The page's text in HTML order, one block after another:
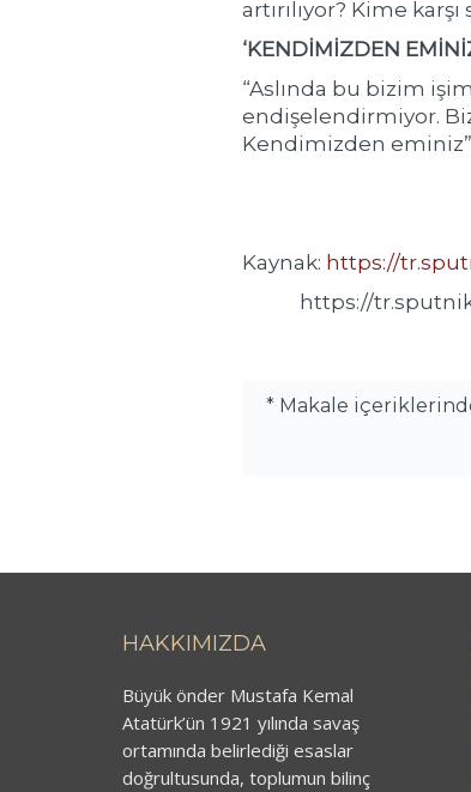
artırılıyor? Kime
‘KENDİMİZDEN
“Aslında bu bizim
endişelendirmiyor.
Kendimizden
Kaynak: https://
https://
* Makale
HAKKIMIZDA
Büyük önder Mustafa Kemal
Atatürk’ün 1921 yılında savaş
ortamında belirlediği esaslar
doğrultusunda, toplumun bilinç